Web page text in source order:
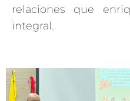
relaciones que
integral.